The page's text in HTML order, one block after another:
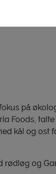
på
Foods, talte
kål og ost
rødløg og